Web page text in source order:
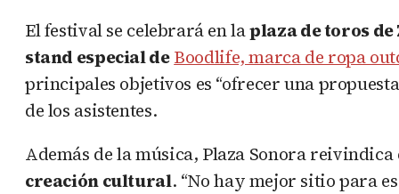
El festival se celebrará en laplaza de toros
stand especial de Boodlife, marca de ropa
principales objetivos es “ofrecer una
de los asistentes.
Además de la música, Plaza Sonora
creación cultural. “No hay mejor sitio para